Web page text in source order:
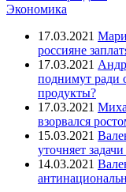
Экономика
17.03.2021
россияне
17.03.2021
поднимут ради
продукты?
17.03.2021
взорвался
15.03.2021
уточняет
14.03.2021